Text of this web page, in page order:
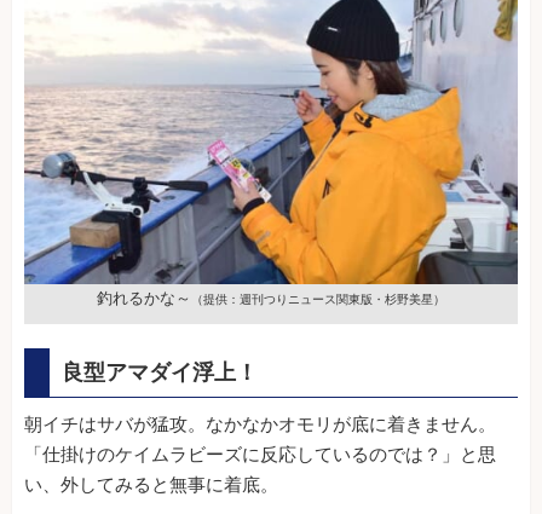
釣れるかな～ （提供：週刊つりニュース関東版・杉野美星）
良型アマダイ浮上！
朝イチはサバが猛攻。なかなかオモリが底に着きません。
「仕掛けのケイムラビーズに反応しているのでは？」と思
い、外してみると無事に着底。